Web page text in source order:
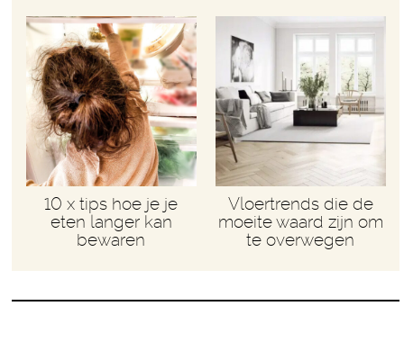
10 x tips hoe je je
eten langer kan
bewaren
Vloertrends die de
moeite waard zijn om
te overwegen